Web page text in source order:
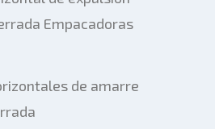
Empacadoras
de amarre